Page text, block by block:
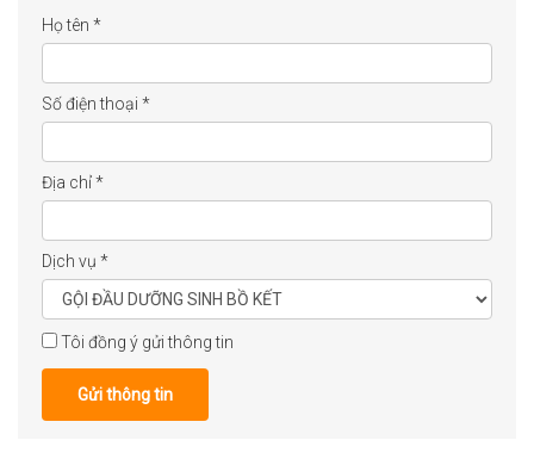
Họ tên *
Số điện thoại *
Địa chỉ*
Dịch vụ *
Tôi đồng ý gửi thông tin
Gửi thông tin